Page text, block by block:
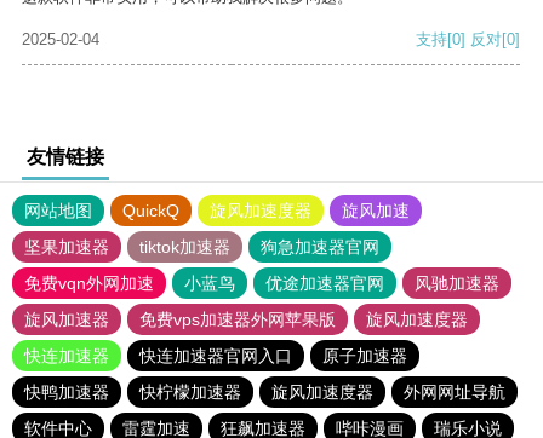
2025-02-04 支持[0] 反对[0]
友情链接
网站地图 QuickQ 旋风加速度器
旋风加速
坚果加速器
tiktok加速器
狗急加速器官网
免费vqn外网加速
小蓝鸟 优途加速器官网
风驰加速器
旋风加速器
免费vps加速器外网苹果版
旋风加速度器
快连加速器
快连加速器官网入口
原子加速器
快鸭加速器
快柠檬加速器 旋风加速度器
外网网址导航
软件中心
雷霆加速 狂飙加速器 哔咔漫画 瑞乐小说